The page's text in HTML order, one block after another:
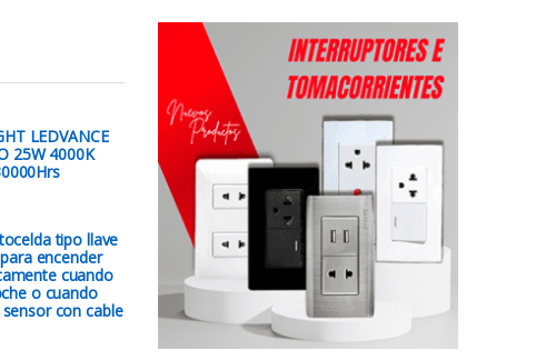
LEDVANCE
25W 4000K
tipo llave
encender
cuando
o cuando
con cable